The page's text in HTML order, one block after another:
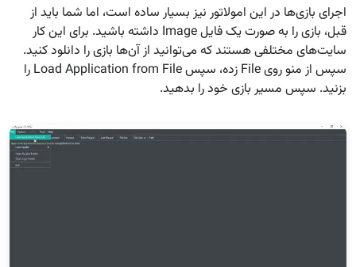
اجرای بازی‌ها در این امولاتور نیز بسیار ساده است، اما شما باید از
قبل، بازی را به صورت یک فایل Image داشته باشید. برای این کار
سایت‌های مختلفی هستند که می‌توانید از آن‌ها بازی را دانلود کنید.
سپس از منو روی File زده، سپس Load Application from File را
بزنید. سپس مسیر بازی خود را بدهید.